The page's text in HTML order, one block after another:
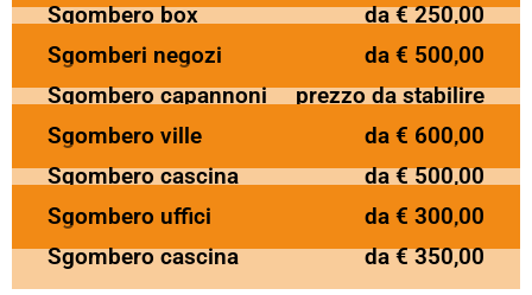
Sgombero box
da € 250,00
Sgomberi negozi
da € 500,00
Sgombero capannoni
prezzo da stabilire
Sgombero ville
da € 600,00
Sgombero cascina
da € 500,00
Sgombero uffici
da € 300,00
Sgombero cascina
da € 350,00